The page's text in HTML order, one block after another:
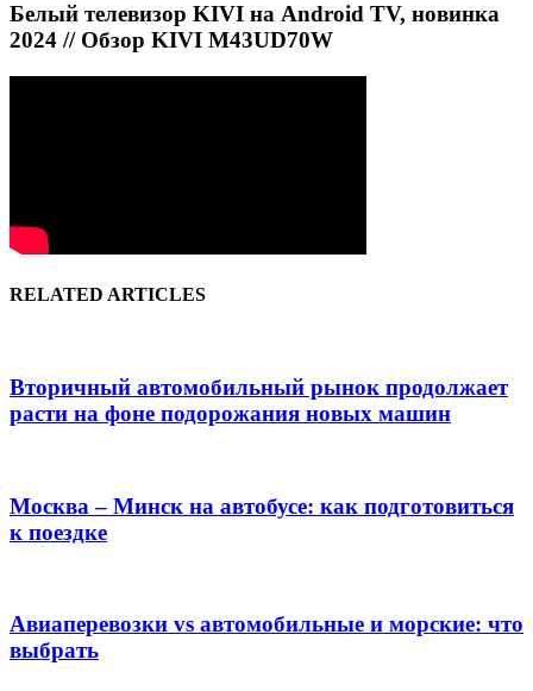
Белый телевизор KIVI на Android TV, новинка
2024 // Обзор KIVI M43UD70W
RELATED ARTICLES
Вторичный автомобильный рынок продолжает
расти на фоне подорожания новых машин
Москва – Минск на автобусе: как подготовиться
к поездке
Авиаперевозки vs автомобильные и морские: что
выбрать